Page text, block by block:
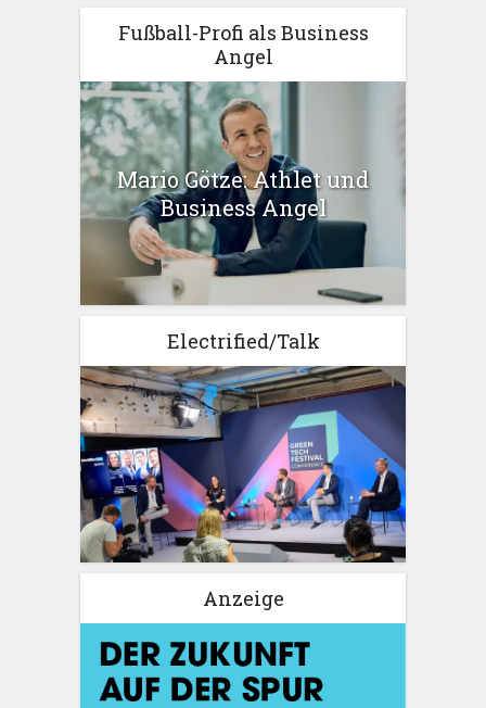
Fußball-Profi als Business
Angel
Mario Götze: Athlet und
Business Angel
Electrified/Talk
Anzeige